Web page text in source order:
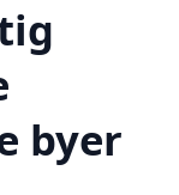
byer